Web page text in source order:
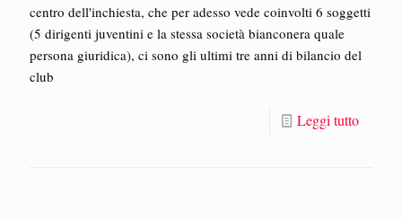
centro dell'inchiesta, che per adesso vede coinvolti 6 soggetti
(5 dirigenti juventini e la stessa società bianconera quale
persona giuridica), ci sono gli ultimi tre anni di bilancio del
club
Leggi tutto